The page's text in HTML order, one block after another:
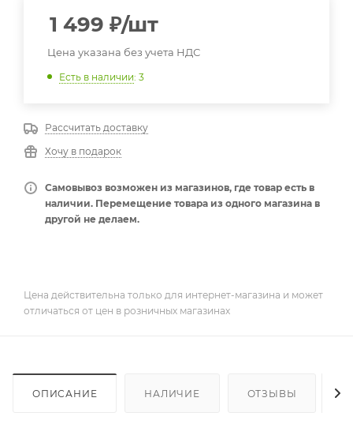
1 499 ₽/шт
Цена указана без учета НДС
Есть в наличии: 3
Рассчитать доставку
Хочу в подарок
Самовывоз возможен из магазинов, где товар есть в
наличии. Перемещение товара из одного магазина в
другой не делаем.
Цена действительна только для интернет-магазина и может
отличаться от цен в розничных магазинах
ОПИСАНИЕ НАЛИЧИЕ ОТЗЫВЫ